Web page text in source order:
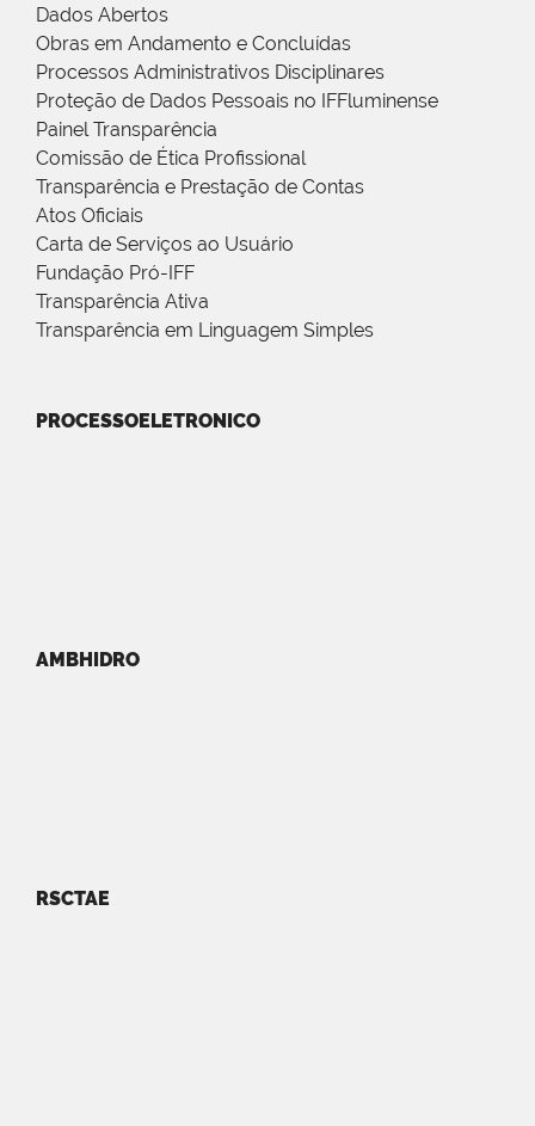
Dados Abertos
Obras em Andamento e Concluídas
Processos Administrativos Disciplinares
Proteção de Dados Pessoais no IFFluminense
Painel Transparência
Comissão de Ética Profissional
Transparência e Prestação de Contas
Atos Oficiais
Carta de Serviços ao Usuário
Fundação Pró-IFF
Transparência Ativa
Transparência em Linguagem Simples
PROCESSOELETRONICO
AMBHIDRO
RSCTAE